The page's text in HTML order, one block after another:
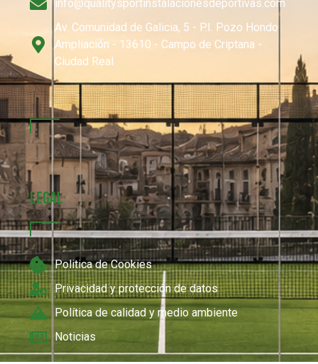
info@qualitysportinstalacionesdeportivas.com
Av. Comunidad de Galicia, 5 - P.I. Pozo Hondo
Ampliación - 13610 - Campo de Criptana -
Ciudad Real
Legal
Politica de Cookies
Privacidad y protección de datos
Política de calidad y medio ambiente
Noticias